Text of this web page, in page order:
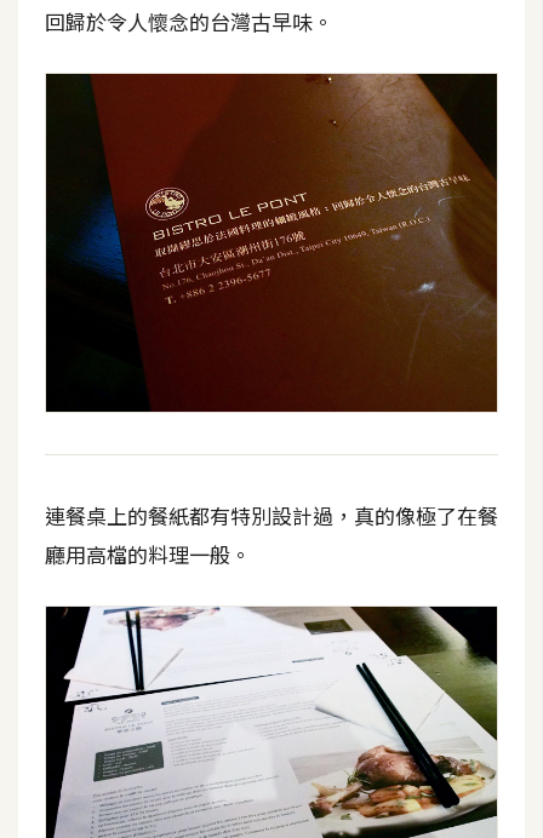
回歸於令人懷念的台灣古早味。
連餐桌上的餐紙都有特別設計過，真的像極了在餐
廳用高檔的料理一般。